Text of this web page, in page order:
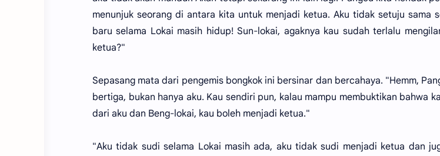
menunjuk seorang di antara kita untuk menjadi ketua. Aku tidak setuju sama
baru selama Lokai masih hidup! Sun-lokai, agaknya kau sudah terlalu
ketua?"
Sepasang mata dari pengemis bongkok ini bersinar dan bercahaya. "Hemm,
bertiga, bukan hanya aku. Kau sendiri pun, kalau mampu membuktikan bahwa
dari aku dan Beng-lokai, kau boleh menjadi ketua."
"Aku tidak sudi selama Lokai masih ada, aku tidak sudi menjadi ketua dan